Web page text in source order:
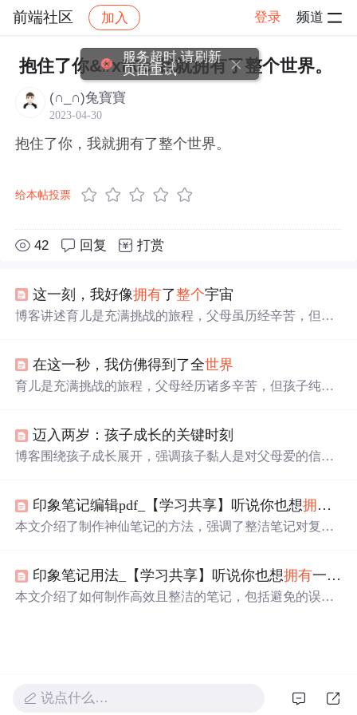
前端社区 加入 登录 频道
社区 前端社区 感慨 帖子详情
抱住了你&#xff0c;我就拥有了整个世界。
(∩_∩)兔寶寶
2023-04-30
抱住了你，我就拥有了整个世界。
给本帖投票
42 回复 打赏
这一刻，我好像拥有了整个宇宙
博客讲述育儿是充满挑战的旅程，父母虽历经辛苦，但孩
与孩子相处的每一刻，用爱陪伴孩子成长。
在这一秒，我仿佛得到了全世界
育儿是充满挑战的旅程，父母经历诸多辛苦，但孩子纯真
的每一刻，用爱滋养孩子成长。
迈入两岁：孩子成长的关键时刻
博客围绕孩子成长展开，强调孩子黏人是对父母爱的信任
相处的每一刻。
印象笔记编辑pdf_【学习共享】听说你也想拥有
本文介绍了制作神仙笔记的方法，强调了整洁笔记对复习
忘录、Pages、OneNote等电子笔记工具，以及印象笔记、
有道云笔记等软件，帮助提升学习效率。
印象笔记用法_【学习共享】听说你也想拥有一本“神仙笔记”？
本文介绍了如何制作高效且整洁的笔记，包括避免的误
说点什么…
服务超时,请刷新
页面重试